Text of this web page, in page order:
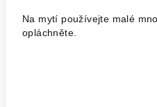
Na mytí používejte malé
opláchněte.